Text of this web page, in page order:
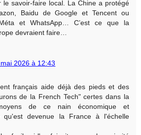
le savoir-faire local. La Chine a protégé
Baidu de Google et Tencent ou
et WhatsApp… C’est ce que la
devraient faire…
2026 à 12:43
français aide déjà des pieds et des
de la French Tech" certes dans la
de ce nain économique et
qu'est devenue la France à l'échelle